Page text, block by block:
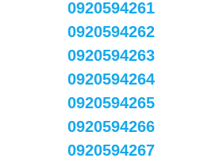
0920594261
0920594262
0920594263
0920594264
0920594265
0920594266
0920594267